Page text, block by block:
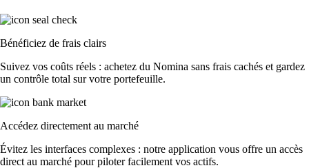
Bénéficiez de frais clairs
Suivez vos coûts réels : achetez du Nomina sans frais cachés et gardez
un contrôle total sur votre portefeuille.
Accédez directement au marché
Évitez les interfaces complexes : notre application vous offre un accès
direct au marché pour piloter facilement vos actifs.